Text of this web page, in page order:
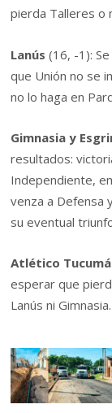
pierda Talleres o
Lanús (16, -1):
que Unión no se
no lo haga en
Gimnasia y
resultados:
Independiente,
venza a Defensa
su eventual
Atlético
esperar que
Lanús ni Gimnasia.